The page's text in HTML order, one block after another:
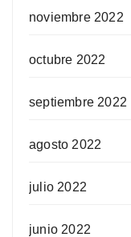
noviembre 2022
octubre 2022
septiembre 2022
agosto 2022
julio 2022
junio 2022